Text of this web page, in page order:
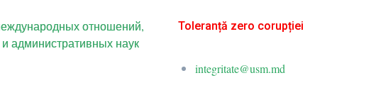
отношений,
и административных наук
Toleranță zero corupției
integritate@usm.md